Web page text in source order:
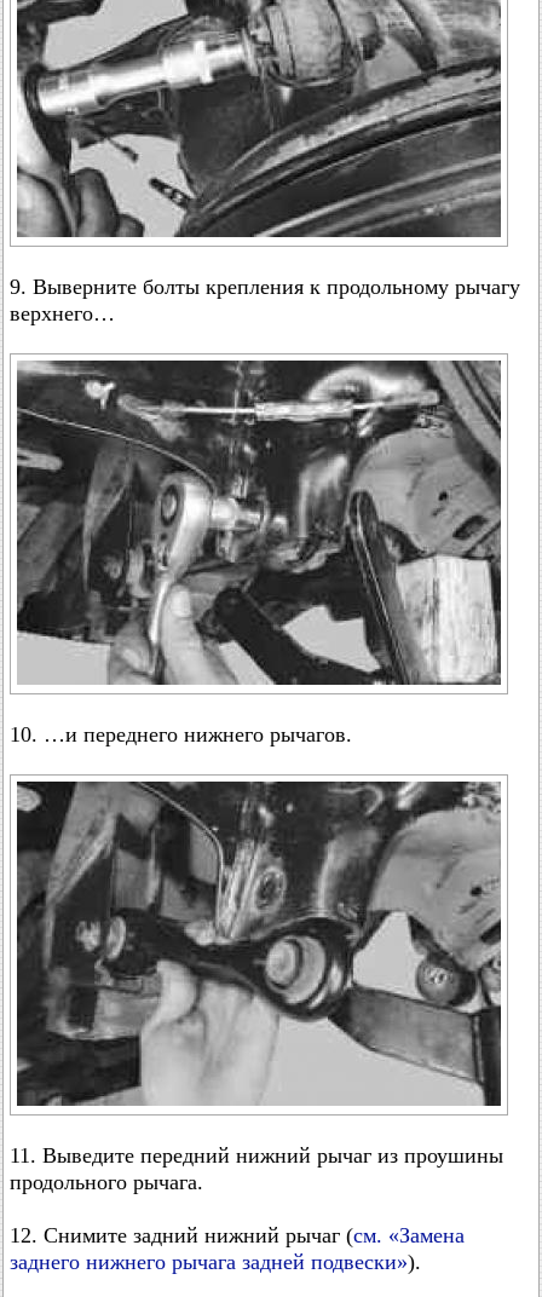
9. Выверните болты крепления к продольному рычагу
верхнего…
10. …и переднего нижнего рычагов.
11. Выведите передний нижний рычаг из проушины
продольного рычага.
12. Снимите задний нижний рычаг (см. «Замена
заднего нижнего рычага задней подвески»).